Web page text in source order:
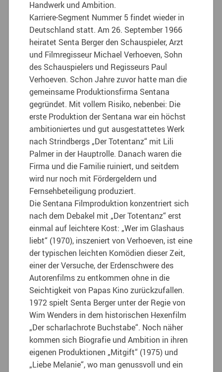
Handwerk und Ambition.
Karriere-Segment Nummer 5 findet wieder in
Deutschland statt. Am 26. September 1966
heiratet Senta Berger den Schauspieler, Arzt
und Filmregisseur Michael Verhoeven, Sohn
des Schauspielers und Regisseurs Paul
Verhoeven. Schon Jahre zuvor hatte man die
gemeinsame Produktionsfirma Sentana
gegründet. Mit vollem Risiko, nebenbei: Die
erste Produktion der Sentana war ein höchst
ambitioniertes und gut ausgestattetes Werk
nach Strindbergs „Der Totentanz“ mit Lili
Palmer in der Hauptrolle. Danach waren die
Firma und die Familie ruiniert, und seitdem
wird nur noch mit Fördergeldern und
Fernsehbeteiligung produziert.
Die Sentana Filmproduktion konzentriert sich
nach dem Debakel mit „Der Totentanz“ erst
einmal auf leichtere Kost: „Wer im Glashaus
liebt“ (1970), inszeniert von Verhoeven, ist eine
der typischen leichten Komödien dieser Zeit,
einer der Versuche, der Erdenschwere des
Autorenfilms zu entkommen ohne in die
Seichtigkeit von Papas Kino zurückzufallen.
1972 spielt Senta Berger unter der Regie von
Wim Wenders in dem historischen Hexenfilm
„Der scharlachrote Buchstabe“. Noch näher
kommen sich Biografie und Ambition in ihren
eigenen Produktionen „Mitgift“ (1975) und
„Liebe Melanie“, wo man genussvoll und ein